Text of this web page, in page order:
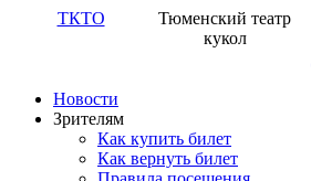
ТКТО
Тюменский театр
кукол
Новости
Зрителям
Как купить билет
Как вернуть билет